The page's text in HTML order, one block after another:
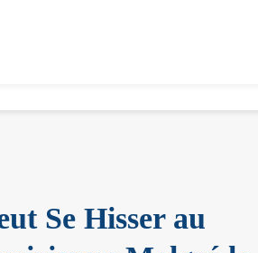
Se Hisser au